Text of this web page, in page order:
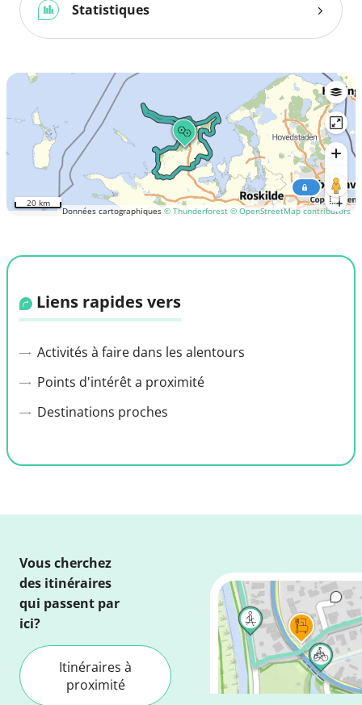
Statistiques
Données cartographiques © Thunderforest © OpenStreetMap contributors
20 km
Liens rapides vers
Activités à faire dans les alentours
Points d'intérêt a proximité
Destinations proches
Vous cherchez
des itinéraires
qui passent par
ici?
Itinéraires à
proximité